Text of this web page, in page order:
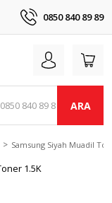
0850 840 89 89
ARA
Samsung Siyah Muadil